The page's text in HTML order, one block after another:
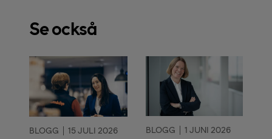
Se också
BLOGG 15 JULI 2026 BLOGG 1 JUNI 2026